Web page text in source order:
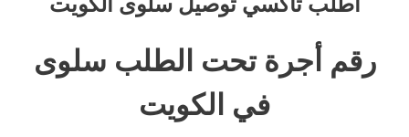
رقم أجرة تحت الطلب سلوى
في الكويت